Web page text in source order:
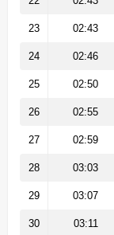
23 02:43
24 02:46
25 02:50
26 02:55
27 02:59
28 03:03
29 03:07
30 03:11